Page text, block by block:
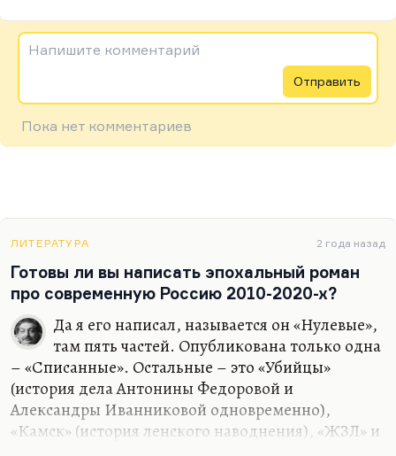
Напишите комментарий
Отправить
Пока нет комментариев
ЛИТЕРАТУРА 2 года назад
Готовы ли вы написать эпохальный роман
про современную Россию 2010-2020-х?
Да я его написал, называется он «Нулевые»,
там пять частей. Опубликована только одна
– «Списанные». Остальные – это «Убийцы»
(история дела Антонины Федоровой и
Александры Иванниковой одновременно),
«Камск» (история ленского наводнения), «ЖЗЛ» и